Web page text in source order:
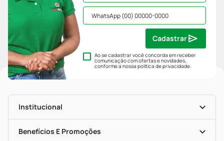
Ao se cadastrar você concorda em receber
comunicação com ofertas e novidades,
conforme a nossapolítica de privacidade.
Cadastrar
Institucional
Nossas Lojas
Benefícios E Promoções